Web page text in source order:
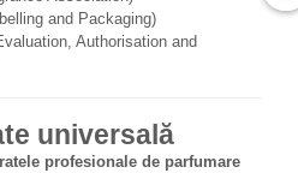
and Packaging)
Authorisation and
universală
profesionale de parfumare